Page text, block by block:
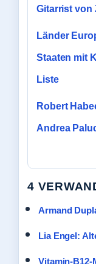
Gitarrist von
Länder
Staaten mit
Liste
Robert
Andrea
4
Armand
Lia Engel:
Vitamin-B12-